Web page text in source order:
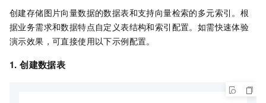
创建存储图片向量数据的数据表和支持向量检索的多元索引。根
据业务需求和数据特点自定义表结构和索引配置。如需快速体验
演示效果，可直接使用以下示例配置。
1. 创建数据表